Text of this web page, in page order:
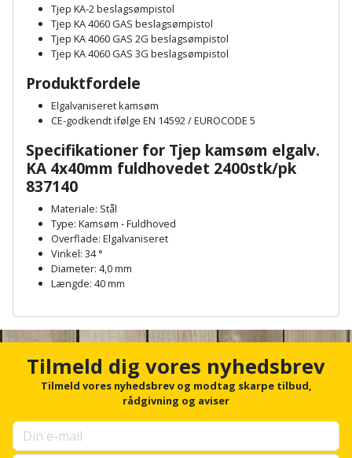
murfolie
Mursten
Plastlister
Radonsikring
Rumdeler
Sand
grus
bolte
og
møtrikker
Søm
Kridtsnor
Lærlingesæt
Landmålerstok
Løfteudstyr
Målebånd
Markeringsværktøj
Mejsel
Murerværktøj
Nedstryger
Nøgleværktøj
Økse
Oliekande
Fedtsprøjte
Flamingoskærer
Flisevibrator
Føringsskinne
Forlængerledning
Fugepistol
Fugtmåler
Girafsliber
Girafsliber
tilbehør
Høvl
opbevaring
Gavekort
Grill
Gummibåd
og
kajak
Havemøbler
Havepleje
Haveredskaber
Haveslange
og
tilbehør
Havetilbehør
Hegn
Tjep KA-2 beslagsømpistol
Tjep KA 4060 GAS beslagsømpistol
Tjep KA 4060 GAS 2G beslagsømpistol
Tjep KA 4060 GAS 3G beslagsømpistol
Produktfordele
Elgalvaniseret kamsøm
CE-godkendt ifølge EN 14592 / EUROCODE 5
Specifikationer for Tjep kamsøm elgalv.
KA 4x40mm fuldhovedet 2400stk/pk
837140
Materiale: Stål
Type: Kamsøm - Fuldhoved
Overflade: Elgalvaniseret
Vinkel: 34 °
Diameter: 4,0 mm
Længde: 40 mm
c
r
u
Tilmeld dig vores nyhedsbrev
Tilmeld vores nyhedsbrev og modtag skarpe tilbud,
rådgivning og aviser